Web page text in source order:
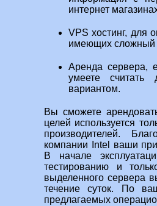
интернет
VPS хостинг, для
имеющих сложный
Аренда сервера,
умеете считать
вариантом.
Вы сможете
целей используется
производителей.
компании Intel ваши
В начале
тестированию и
выделенного сервера
течение суток. По
предлагаемых